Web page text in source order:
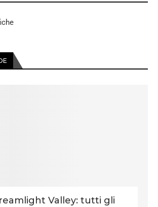
Valley: tutti gli